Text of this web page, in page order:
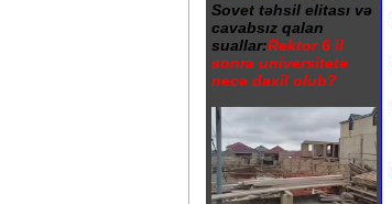
Sovet təhsil elitası və
cavabsız qalan
suallar:Rektor 6 il
sonra universitetə
necə daxil olub?